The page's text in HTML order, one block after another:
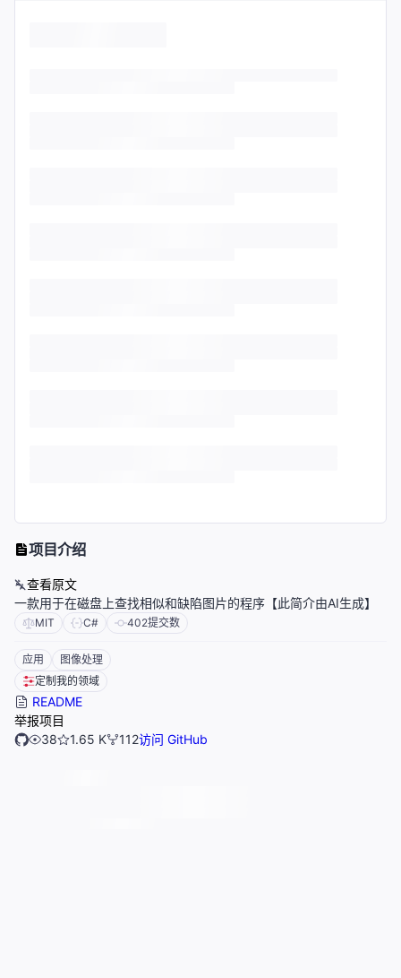
项目介绍
查看原文
一款用于在磁盘上查找相似和缺陷图片的程序【此简介由AI生成】
MIT C# 402提交数
应用
图像处理
定制我的领域
README
举报项目
38
1.65 K 112访问 GitHub